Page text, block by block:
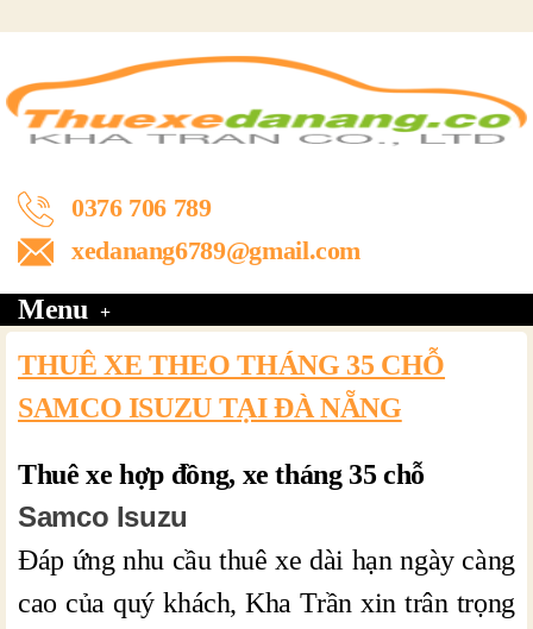
0376 706 789
xedanang6789@gmail.com
Menu
THUÊ XE THEO THÁNG 35 CHỖ
SAMCO ISUZU TẠI ĐÀ NẴNG
Thuê xe hợp đồng, xe tháng 35 chỗ
Samco Isuzu
Đáp ứng nhu cầu thuê xe dài hạn ngày càng
cao của quý khách, Kha Trần xin trân trọng